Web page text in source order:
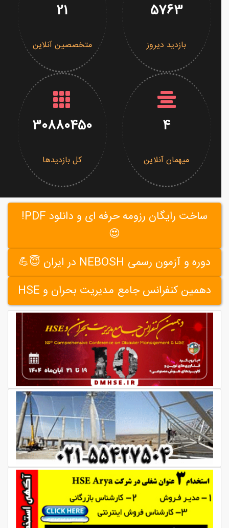
5763
بازدید دیروز
21
متخصصین آنلاین
4
میهمان آنلاین
30880450
کل بازدیدها
ساخت رایگان رزومه حرفه ای و دانلود PDF!
😍
دوره و آزمون رسمی NEBOSH در ایران 😇💪
دهمین کنفرانس جامع مدیریت بحران و HSE